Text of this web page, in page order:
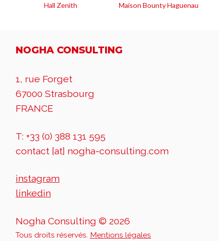
Hall Zenith Maison Bounty Haguenau
NOGHA CONSULTING
1, rue Forget
67000 Strasbourg
FRANCE
T: +33 (0) 388 131 595
contact [at] nogha-consulting.com
instagram
linkedin
Nogha Consulting © 2026
Tous droits réservés. Mentions légales